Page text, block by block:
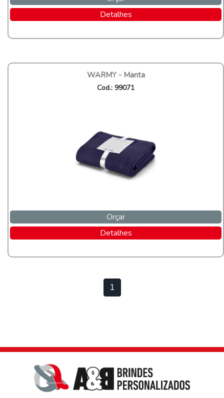
Detalhes
WARMY - Manta
Cod.: 99071
Orçar
Detalhes
1